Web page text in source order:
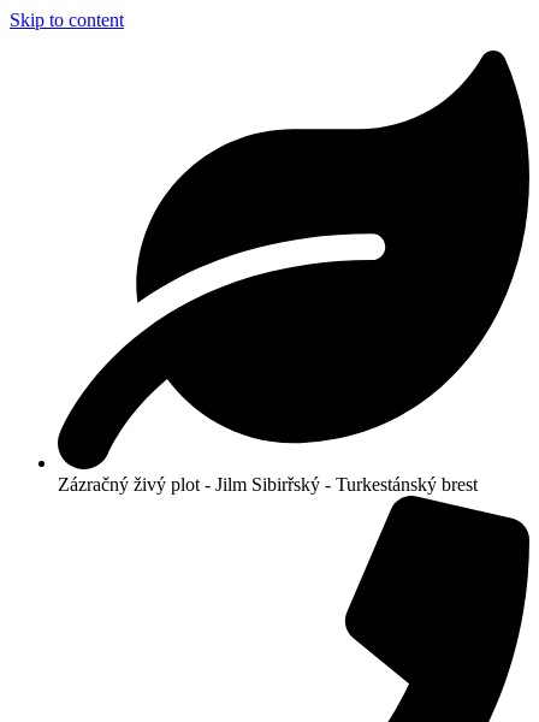
Skip to content
Zázračný živý plot - Jilm Sibirřský - Turkestánský brest